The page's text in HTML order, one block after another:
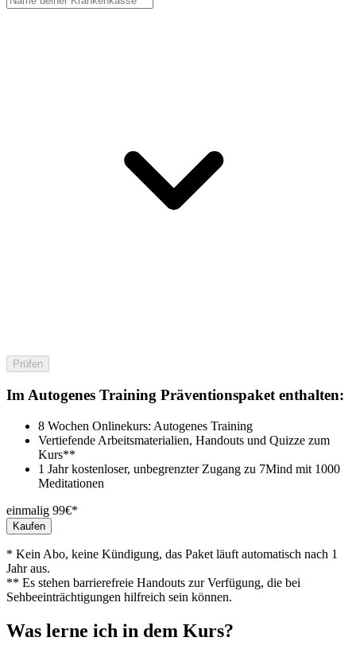
Prüfen
Im Autogenes Training Präventionspaket enthalten:
8 Wochen Onlinekurs: Autogenes Training
Vertiefende Arbeitsmaterialien, Handouts und Quizze zum
Kurs**
1 Jahr kostenloser, unbegrenzter Zugang zu 7Mind mit 1000
Meditationen
einmalig 99€*
Kaufen
* Kein Abo, keine Kündigung, das Paket läuft automatisch nach 1
Jahr aus.
** Es stehen barrierefreie Handouts zur Verfügung, die bei
Sehbeeinträchtigungen hilfreich sein können.
Was lerne ich in dem Kurs?